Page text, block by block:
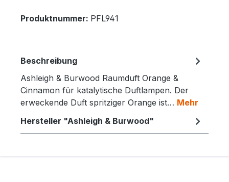
Produktnummer: PFL941
Beschreibung
Ashleigh & Burwood Raumduft Orange &
Cinnamon für katalytische Duftlampen. Der
erweckende Duft spritziger Orange ist… Mehr
Hersteller "Ashleigh & Burwood"